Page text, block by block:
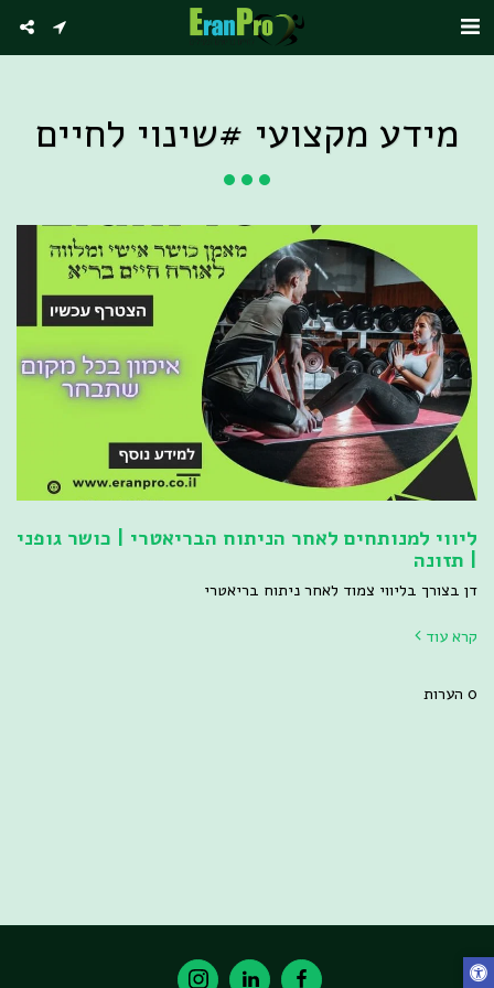
מידע מקצועי #שינוי לחיים
ליווי למנותחים לאחר הניתוח הבריאטרי | כושר גופני
| תזונה
דן בצורך בליווי צמוד לאחר ניתוח בריאטרי
קרא עוד
0 הערות